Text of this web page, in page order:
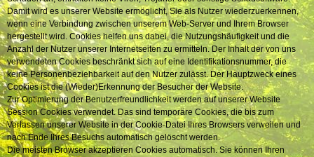
Damit wird es unserer Website ermöglicht, Sie als Nutzer wiederzuerkennen,
wenn eine Verbindung zwischen unserem Web-Server und Ihrem Browser
hergestellt wird. Cookies helfen uns dabei, die Nutzungshäufigkeit und die
Anzahl der Nutzer unserer Internetseiten zu ermitteln. Der Inhalt der von uns
verwendeten Cookies beschränkt sich auf eine Identifikationsnummer, die
keine Personenbeziehbarkeit auf den Nutzer zulässt. Der Hauptzweck eines
Cookies ist die (Wieder)Erkennung der Besucher der Website.
Zur Optimierung der Benutzerfreundlichkeit werden auf unserer Website
Session Cookies verwendet. Das sind temporäre Cookies, die bis zum
Verlassen unserer Website in der Cookie-Datei Ihres Browsers verweilen und
nach Ende Ihres Besuchs automatisch gelöscht werden.
Die meisten Browser akzeptieren Cookies automatisch. Sie können Ihren